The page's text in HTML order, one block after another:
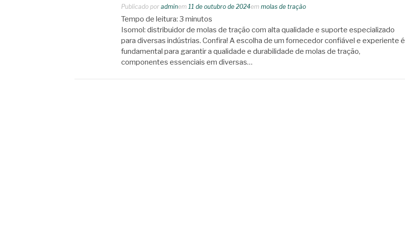
Publicado por adminem 11 de outubro de 2024em molas de tração
Tempo de leitura: 3 minutos
Isomol: distribuidor de molas de tração com alta qualidade e suporte especializado
para diversas indústrias. Confira! A escolha de um fornecedor confiável e experiente é
fundamental para garantir a qualidade e durabilidade de molas de tração,
componentes essenciais em diversas…